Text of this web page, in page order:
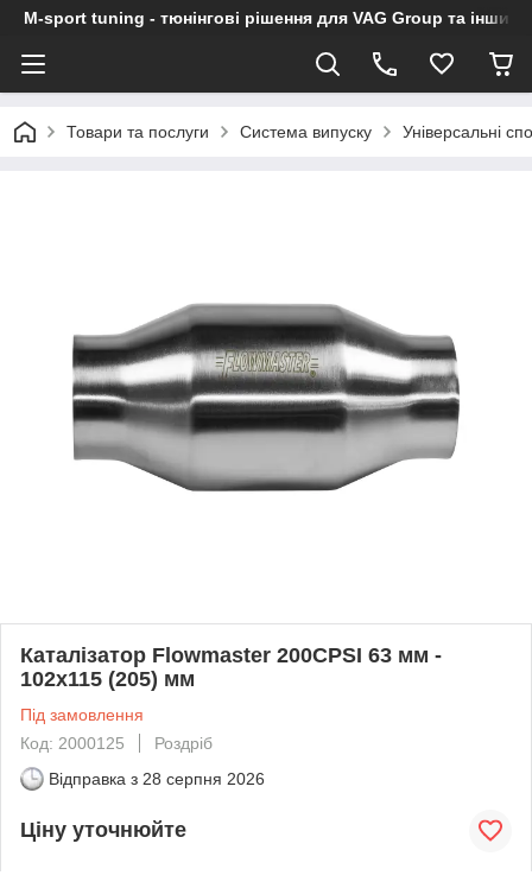
M-sport tuning - тюнінгові рішення для VAG Group та інших
Товари та послуги Система випуску Універсальні
Каталізатор Flowmaster 200CPSI 63 мм -
102х115 (205) мм
Під замовлення
Код: 2000125
Роздріб
Відправка з 28 серпня 2026
Ціну уточнюйте